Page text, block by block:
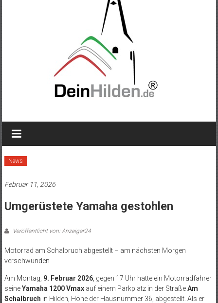
News
Februar 11, 2026
Umgerüstete Yamaha gestohlen
Veröffentlicht von: Anzeiger24
Motorrad am Schalbruch abgestellt – am nächsten Morgen
verschwunden
Am Montag, 9. Februar 2026, gegen 17 Uhr hatte ein Motorradfahrer
seineYamaha 1200 Vmaxauf einem Parkplatz in der StraßeAm
Schalbruch in Hilden, Höhe der Hausnummer 36, abgestellt. Als er